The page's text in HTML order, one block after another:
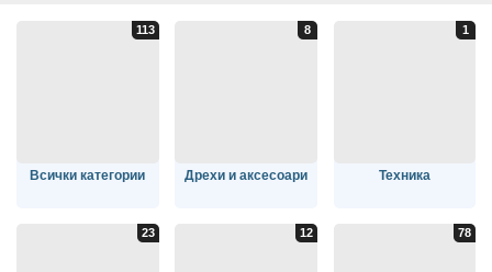
Всички категории Дрехи и аксесоари Техника